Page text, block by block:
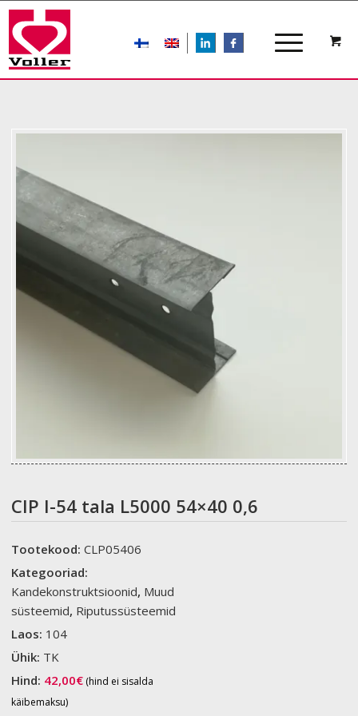
LIn
CIP I-54 tala L5000 54×40 0,6
Tootekood:CLP05406
Kategooriad:
Kandekonstruktsioonid, Muud
süsteemid, Riputussüsteemid
Laos: 104
Ühik: TK
Hind: 42,00€ (hind ei sisalda
käibemaksu)